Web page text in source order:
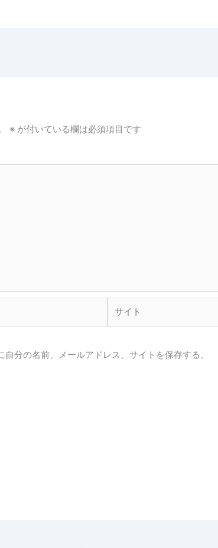
※ が付いている欄は必須項目です
分の名前、メールアドレス、サイトを保存する。